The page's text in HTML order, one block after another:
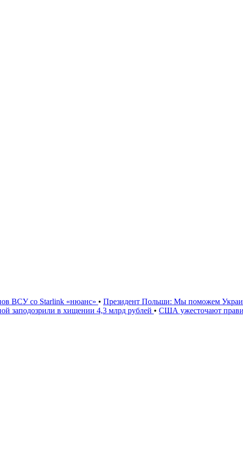
ВСУ со Starlink «нюанс» • Президент Польши: Мы поможем
заподозрили в хищении 4,3 млрд рублей • США ужесточают